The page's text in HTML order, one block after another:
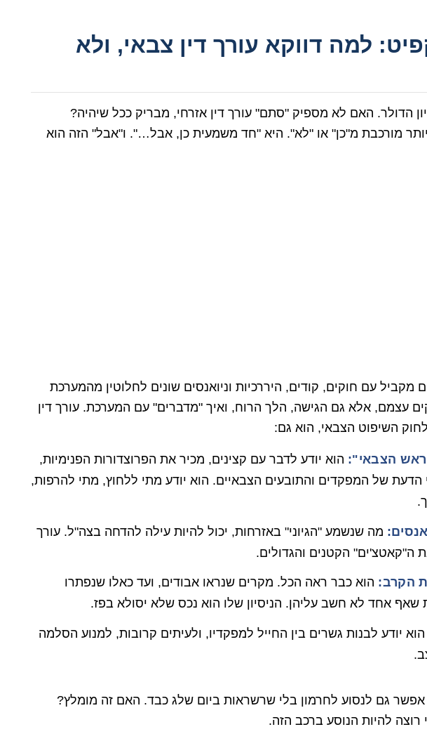
למה דווקא עורך דין צבאי, ולא
הדולר. האם לא מספיק "סתם" עורך דין אזרחי, מבריק ככל שיהיה?
מורכבת מ"כן" או "לא". היא "חד משמעית כן, אבל…". ו"אבל" הזה הוא
מקביל עם חוקים, קודים, היררכיות וניואנסים שונים לחלוטין מהמערכת
עצמם, אלא גם הגישה, הלך הרוח, ואיך "מדברים" עם המערכת. עורך דין
השיפוט הצבאי, הוא גם:
הצבאי": הוא יודע לדבר עם קצינים, מכיר את הפרוצדורות הפנימיות,
הדעת של המפקדים והתובעים הצבאיים. הוא יודע מתי ללחוץ, מתי להרפות,
מה שנשמע "הגיוני" באזרחות, יכול להיות עילה להדחה בצה"ל. עורך
ה"קאטצ'ים" הקטנים והגדולים.
הקרב: הוא כבר ראה הכל. מקרים שנראו אבודים, ועד כאלו שנפתרו
שאף אחד לא חשב עליהן. הניסיון שלו הוא נכס שלא יסולא בפז.
הוא יודע לבנות גשרים בין החייל למפקדיו, ולעיתים קרובות, למנוע הסלמה
גם לנסוע לחרמון בלי שרשראות ביום שלג כבד. האם זה מומלץ?
רוצה להיות הנוסע ברכב הזה.